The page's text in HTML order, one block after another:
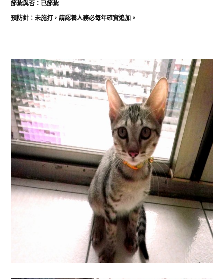
節紮與否：已節紮
預防針：未施打，請認養人務必每年確實追加。